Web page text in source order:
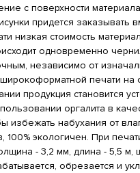
с поверхности
придется заказывать
низкая стоимость
одновременно
независимо от
печати на
продукция становится
оргалита в
избежать набухания от
экологичен. При
- 3,2 мм, длина - 5,5 м,
обрезается и